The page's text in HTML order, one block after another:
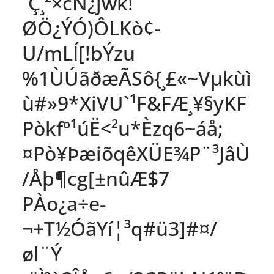
ØÖ¿ÝÓ)ÔLKò¢-
U/mLÍ[!bÝzu
%1ÙÚãðæÃSô{¸£«~Vµkùì
ù#»9*XiVU`¹F&FÆ¸¥§yKF
Pòkfº¹úË<²u*Èzq6~áå;
¤Pò¥ÞæiõqêXÜE¾P¨³JâÙ
/Åþ¶cg[±nûÆ$7
PÀo¿a÷e-
¬+T½ÓãYí¦³q#ü3]#¤/
øl¨Ý